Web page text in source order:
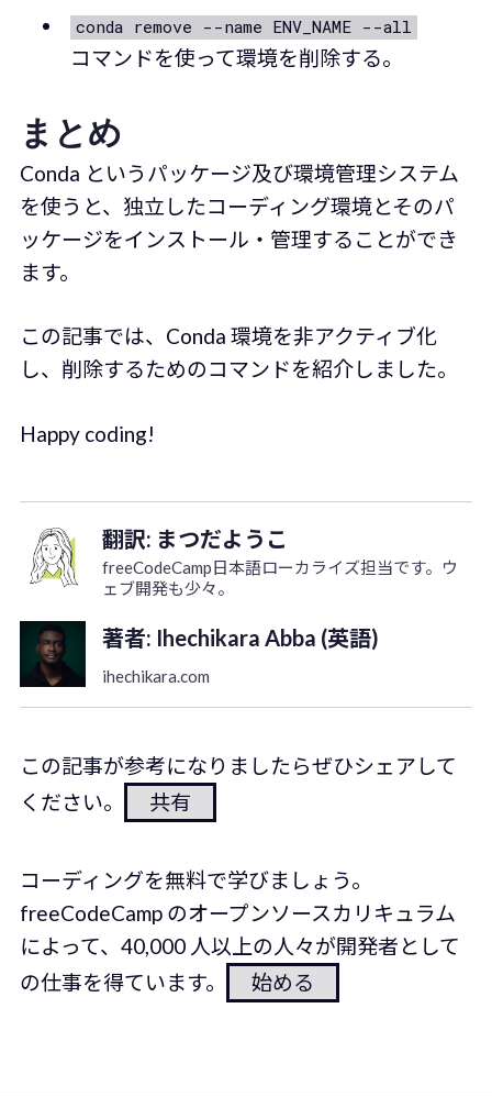
conda remove --name ENV_NAME --all
コマンドを使って環境を削除する。
まとめ
Conda というパッケージ及び環境管理システム
を使うと、独立したコーディング環境とそのパ
ッケージをインストール・管理することができ
ます。
この記事では、Conda 環境を非アクティブ化
し、削除するためのコマンドを紹介しました。
Happy coding!
翻訳: まつだようこ
freeCodeCamp日本語ローカライズ担当です。ウ
ェブ開発も少々。
著者: Ihechikara Abba (英語)
ihechikara.com
この記事が参考になりましたらぜひシェアして
ください。
共有
コーディングを無料で学びましょう。
freeCodeCamp のオープンソースカリキュラム
によって、40,000 人以上の人々が開発者として
の仕事を得ています。
始める